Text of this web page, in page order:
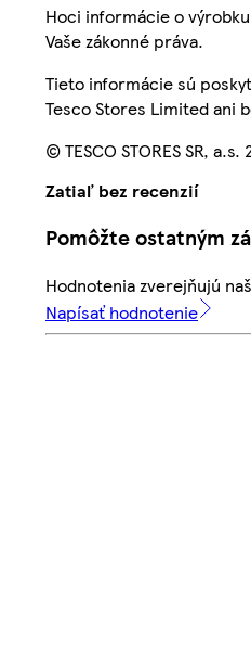
Hoci informácie o
Vaše zákonné práva.
Tieto informácie sú
Tesco Stores Limited ani
© TESCO STORES SR, a.s.
Zatiaľ bez recenzií
Pomôžte ostatným
Hodnotenia zverejňujú
Napísať hodnotenie